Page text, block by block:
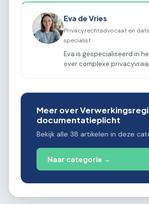
Eva de Vries
Privacyrechtadvocaat en
specialist
Eva is gespecialiseerd in
over complexe
Meer over
documentatieplicht
Bekijk alle 38 artikelen in deze
Naar categorie →